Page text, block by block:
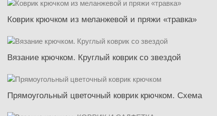
Коврик крючком из меланжевой и пряжи «травка»
Вязание крючком. Круглый коврик со звездой
Прямоугольный цветочный коврик крючком. Схема